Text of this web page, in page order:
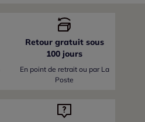
Retour gratuit sous
100 jours
En point de retrait ou par La
Poste